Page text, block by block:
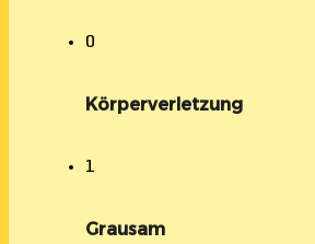
0
Körperverletzung
1
Grausam